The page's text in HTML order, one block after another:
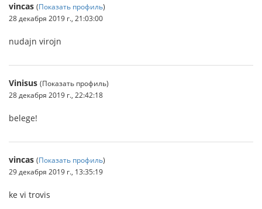
vincas (Показать профиль)
28 декабря 2019 г., 21:03:00
nudajn virojn
Vinisus (Показать профиль)
28 декабря 2019 г., 22:42:18
belege!
vincas (Показать профиль)
29 декабря 2019 г., 13:35:19
ke vi trovis